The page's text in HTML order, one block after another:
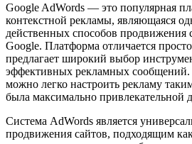
Google AdWords — это популярная
контекстной рекламы, являющаяся
действенных способов продвижения
Google. Платформа отличается
предлагает широкий выбор
эффективных рекламных
можно легко настроить рекламу
была максимально привлекательной
Система AdWords является
продвижения сайтов, подходящим